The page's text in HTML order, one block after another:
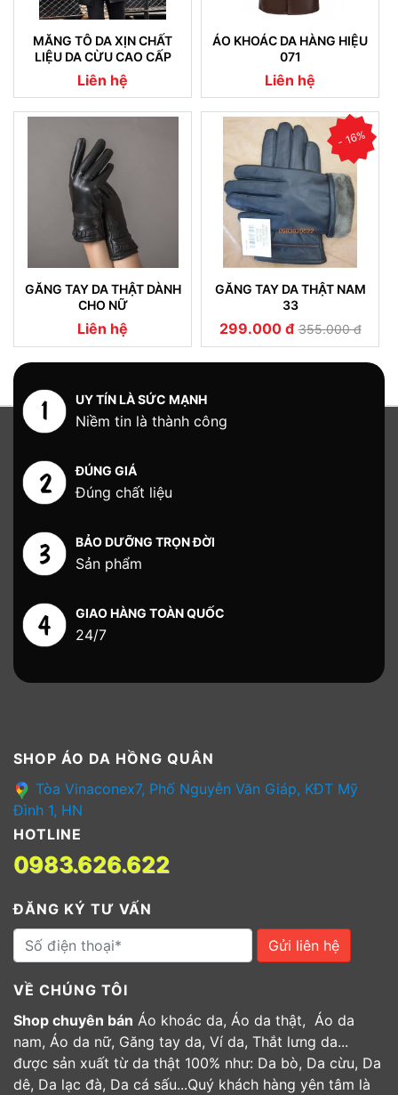
MĂNG TÔ DA XỊN CHẤT
LIỆU DA CỪU CAO CẤP
NHẬP KHẨU (07)
Liên hệ
ÁO KHOÁC DA HÀNG HIỆU
071
Liên hệ
GĂNG TAY DA THẬT DÀNH
CHO NỮ
Liên hệ
- 16%
GĂNG TAY DA THẬT NAM
33
299.000 đ 355.000 đ
UY TÍN LÀ SỨC MẠNH
Niềm tin là thành công
ĐÚNG GIÁ
Đúng chất liệu
BẢO DƯỠNG TRỌN ĐỜI
Sản phẩm
GIAO HÀNG TOÀN QUỐC
24/7
SHOP ÁO DA HỒNG QUÂN
Tòa Vinaconex7, Phố Nguyễn Văn Giáp, KĐT Mỹ
Đình 1, HN
HOTLINE
0983.626.622
ĐĂNG KÝ TƯ VẤN
Gửi liên hệ
VỀ CHÚNG TÔI
Shop chuyên bán Áo khoác da, Áo da thật, Áo da
nam, Áo da nữ, Găng tay da, Ví da, Thắt lưng da...
được sản xuất từ da thật 100% như: Da bò, Da cừu, Da
dê, Da lạc đà, Da cá sấu...Quý khách hàng yên tâm là